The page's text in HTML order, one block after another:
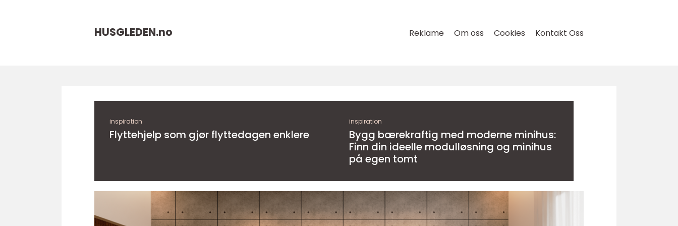
HUSGLEDEN.no Reklame Om oss Cookies Kontakt Oss
inspiration
Flyttehjelp som gjør flyttedagen enklere
inspiration
Bygg bærekraftig med moderne minihus:
Finn din ideelle modulløsning og minihus
på egen tomt